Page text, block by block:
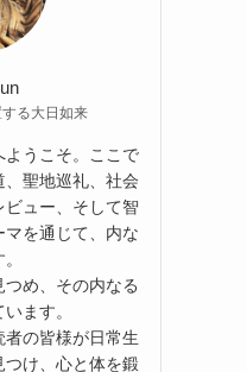
る大日如来
ようこそ。ここで
聖地巡礼、社会
ュー、そして智
を通じて、内な
め、その内なる
ます。
者の皆様が日常生
け、心と体を鍛